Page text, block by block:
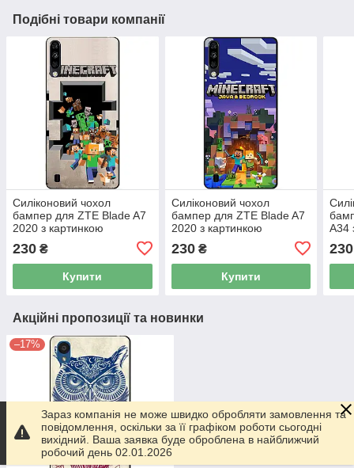
Подібні товари компанії
Силіконовий чохол
бампер для ZTE Blade A7
2020 з картинкою
230 ₴
Купити
Силіконовий чохол
бампер для ZTE Blade A7
2020 з картинкою
230₴
Купити
A34
230
Акційні пропозиції та новинки
–17%
Зараз компанія не може швидко обробляти замовлення та
повідомлення, оскільки за її графіком роботи сьогодні
вихідний. Ваша заявка буде оброблена в найближчий
робочий день 02.01.2026